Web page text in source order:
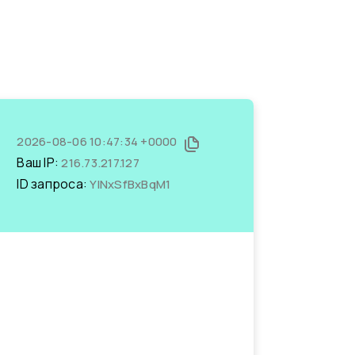
2026-08-06 10:47:34 +0000
Ваш IP:216.73.217.127
ID запроса:YlNxSfBxBqM1